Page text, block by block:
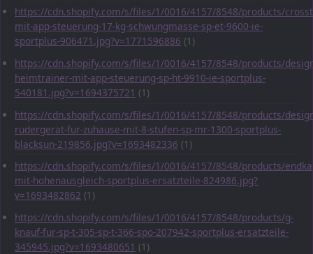
https://cdn.shopify.com/s/files/1/0016/4157/8548/products/
mit-app-steuerung-17-kg-schwungmasse-sp-et-9600-ie-
sportplus-906471.jpg?v=1771596886 (1)
https://cdn.shopify.com/s/files/1/0016/4157/8548/products/
heimtrainer-mit-app-steuerung-sp-ht-9910-ie-sportplus-
540181.jpg?v=1694375721 (1)
https://cdn.shopify.com/s/files/1/0016/4157/8548/products/
rudergerat-fur-zuhause-mit-8-stufen-sp-mr-1300-sportplus-
blacksun-219856.jpg?v=1693482336 (1)
https://cdn.shopify.com/s/files/1/0016/4157/8548/products/
mit-hohenausgleich-sportplus-ersatzteile-824986.jpg?
v=1693482862 (1)
https://cdn.shopify.com/s/files/1/0016/4157/8548/products/g-
knauf-fur-sp-t-305-sp-t-366-spo-207942-sportplus-ersatzteile-
345945.jpg?v=1693480651 (1)